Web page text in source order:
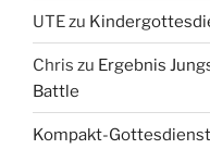
UTEzu
Chris zu Ergebnis
Battle
Kompakt-